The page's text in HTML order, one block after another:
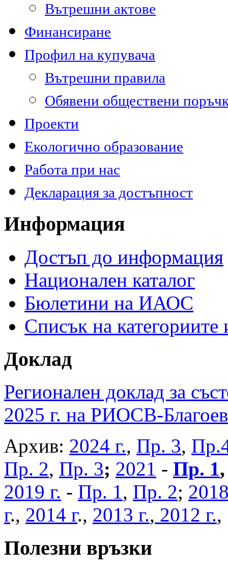
Вътрешни актове
Финансиране
Профил на купувача
Вътрешни правила
Обявени обществени
Проекти
Екологично образование
Работа при нас
Декларация за достъпност
Информация
Достъп до информация
Национален каталог
Бюлетини на ИАОС
Списък на
Доклад
Регионален доклад за
2025 г. на РИОСВ-
Архив: 2024 г., Пр. 3,
Пр. 2, Пр. 3; 2021 - Пр. 1
2019 г. - Пр. 1, Пр. 2;
г., 2014 г., 2013 г., 2012 г.
Полезни връзки